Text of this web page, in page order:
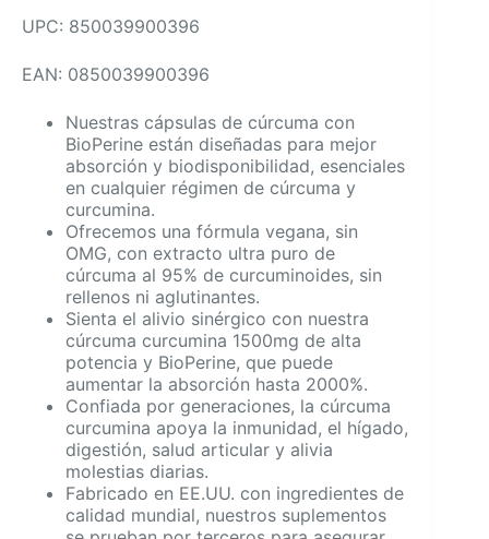
UPC: 850039900396
EAN: 0850039900396
Nuestras cápsulas de cúrcuma con
BioPerine están diseñadas para mejor
absorción y biodisponibilidad, esenciales
en cualquier régimen de cúrcuma y
curcumina.
Ofrecemos una fórmula vegana, sin
OMG, con extracto ultra puro de
cúrcuma al 95% de curcuminoides, sin
rellenos ni aglutinantes.
Sienta el alivio sinérgico con nuestra
cúrcuma curcumina 1500mg de alta
potencia y BioPerine, que puede
aumentar la absorción hasta 2000%.
Confiada por generaciones, la cúrcuma
curcumina apoya la inmunidad, el hígado,
digestión, salud articular y alivia
molestias diarias.
Fabricado en EE.UU. con ingredientes de
calidad mundial, nuestros suplementos